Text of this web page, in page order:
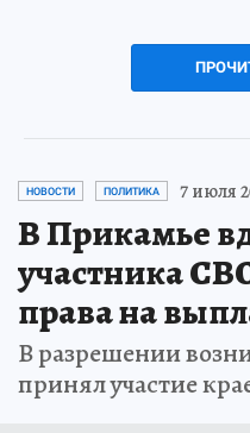
НОВОСТИ ПОЛИТИКА 7 июля
В Прикамье
участника
права на
В разрешении
принял участие